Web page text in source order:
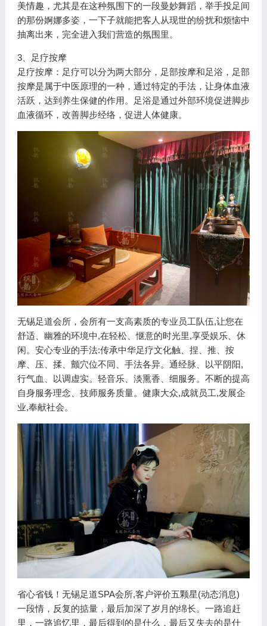
美情趣，尤其是在这种氛围下的一段曼妙舞蹈，举手投足间
的那份婀娜多姿，一下子就能把客人从现世的纷扰和烦恼中
抽离出来，完全进入我们营造的氛围里。
3、足疗按摩
足疗按摩：足疗可以分为两大部分，足部按摩和足浴，足部
按摩是属于中医原理的一种，通过特定的手法，让身体血液
活跃，达到养生保健的作用。足浴是通过外部环境促进脚步
血液循环，改善脚步经络，促进人体健康。
无锡足道会所，会所有一支高素质的专业员工队伍,让您在
舒适、幽雅的环境中,在轻松、惬意的时光里,享受娱乐、休
闲。安心专业的手法:传承中华足疗文化触、捏、推、按
摩、压、揉、颤穴位不同、手法各异。通经脉、以平阴阳,
行气血、以调虚实。轻音乐、淡熏香、细服务。不断的提高
自身服务理念、技师服务质量。健康大众,成就员工,发展企
业,奉献社会。
省心省钱！无锡足道SPA会所,客户评价五颗星(动态消息)
一段情，反复的掂量，最后加深了岁月的绵长。一路追赶
里，一路追忆里，最后得到的是什么，最后又失去的是什